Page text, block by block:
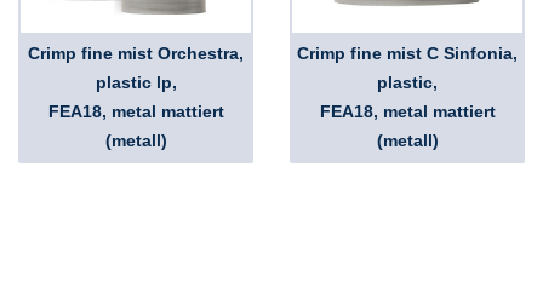
Crimp fine mist Orchestra,
plastic lp,
FEA18, metal mattiert
(metall)
Crimp fine mist C Sinfonia,
plastic,
FEA18, metal mattiert
(metall)